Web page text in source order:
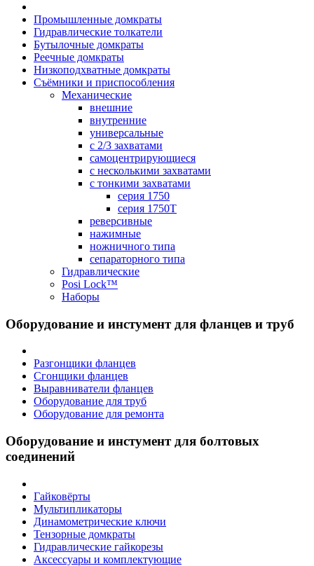
Промышленные домкраты
Гидравлические толкатели
Бутылочные домкраты
Реечные домкраты
Низкоподхватные домкраты
Съёмники и приспособления
Механические
внешние
внутренние
универсальные
с 2/3 захватами
самоцентрирующиеся
с несколькими захватами
с тонкими захватами
серия 1750
серия 1750T
реверсивные
нажимные
ножничного типа
сепараторного типа
Гидравлические
Posi Lock™
Наборы
Оборудование и инстумент для фланцев и труб
Разгонщики фланцев
Сгонщики фланцев
Выравниватели фланцев
Оборудование для труб
Оборудование для ремонта
Оборудование и инстумент для болтовых
соединений
Гайковёрты
Мультипликаторы
Динамометрические ключи
Тензорные домкраты
Гидравлические гайкорезы
Аксессуары и комплектующие